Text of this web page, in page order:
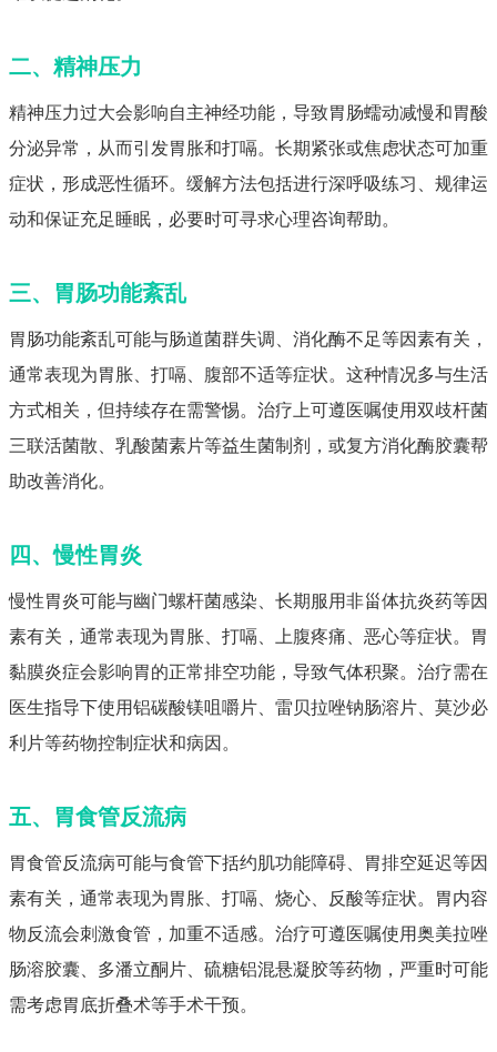
二、精神压力
精神压力过大会影响自主神经功能，导致胃肠蠕动减慢和胃酸
分泌异常，从而引发胃胀和打嗝。长期紧张或焦虑状态可加重
症状，形成恶性循环。缓解方法包括进行深呼吸练习、规律运
动和保证充足睡眠，必要时可寻求心理咨询帮助。
三、胃肠功能紊乱
胃肠功能紊乱可能与肠道菌群失调、消化酶不足等因素有关，
通常表现为胃胀、打嗝、腹部不适等症状。这种情况多与生活
方式相关，但持续存在需警惕。治疗上可遵医嘱使用双歧杆菌
三联活菌散、乳酸菌素片等益生菌制剂，或复方消化酶胶囊帮
助改善消化。
四、慢性胃炎
慢性胃炎可能与幽门螺杆菌感染、长期服用非甾体抗炎药等因
素有关，通常表现为胃胀、打嗝、上腹疼痛、恶心等症状。胃
黏膜炎症会影响胃的正常排空功能，导致气体积聚。治疗需在
医生指导下使用铝碳酸镁咀嚼片、雷贝拉唑钠肠溶片、莫沙必
利片等药物控制症状和病因。
五、胃食管反流病
胃食管反流病可能与食管下括约肌功能障碍、胃排空延迟等因
素有关，通常表现为胃胀、打嗝、烧心、反酸等症状。胃内容
物反流会刺激食管，加重不适感。治疗可遵医嘱使用奥美拉唑
肠溶胶囊、多潘立酮片、硫糖铝混悬凝胶等药物，严重时可能
需考虑胃底折叠术等手术干预。